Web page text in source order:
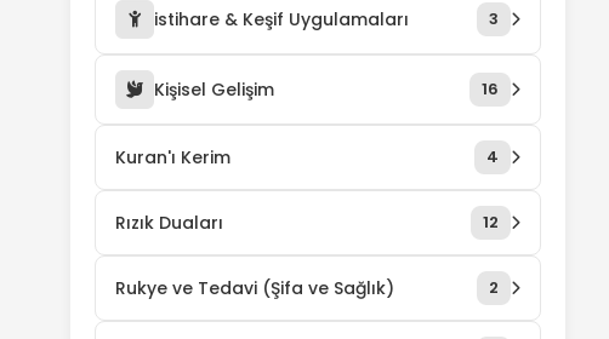
istihare & Keşif Uygulamaları 3
Kişisel Gelişim 16
Kuran'ı Kerim 4
Rızık Duaları 12
Rukye ve Tedavi (Şifa ve Sağlık) 2